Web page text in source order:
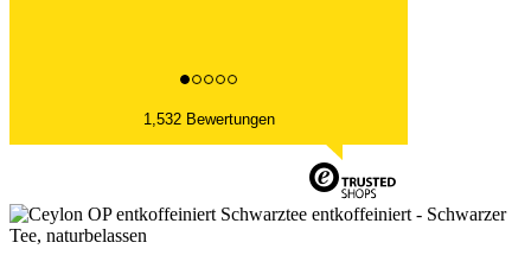
1,532 Bewertungen